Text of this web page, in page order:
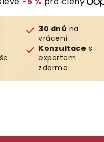
30 dnů na
vrácení
Konzultace s
expertem
zdarma